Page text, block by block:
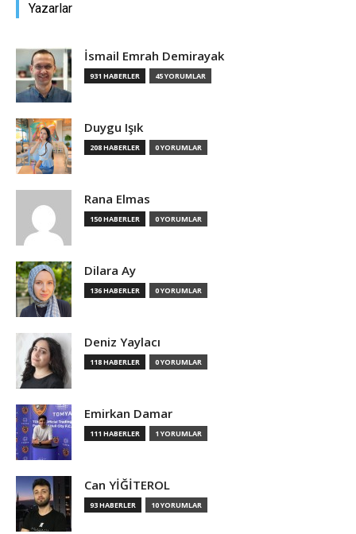
Yazarlar
İsmail Emrah Demirayak
931 HABERLER 45 YORUMLAR
Duygu Işık
208 HABERLER 0 YORUMLAR
Rana Elmas
150 HABERLER 0 YORUMLAR
Dilara Ay
136 HABERLER 0 YORUMLAR
Deniz Yaylacı
118 HABERLER 0 YORUMLAR
Emirkan Damar
111 HABERLER 1 YORUMLAR
Can YİĞİTEROL
93 HABERLER 10 YORUMLAR